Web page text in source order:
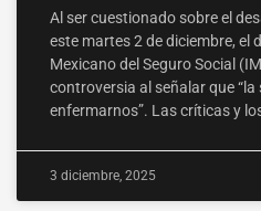
Al ser cuestionado sobre el
este martes 2 de diciembre, el
Mexicano del Seguro Social
controversia al señalar que “la
enfermarnos”. Las críticas y
3 diciembre, 2025